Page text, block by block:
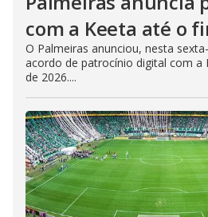
com a Keeta até o
O Palmeiras anunciou, nesta
acordo de patrocínio digital com a
de 2026....